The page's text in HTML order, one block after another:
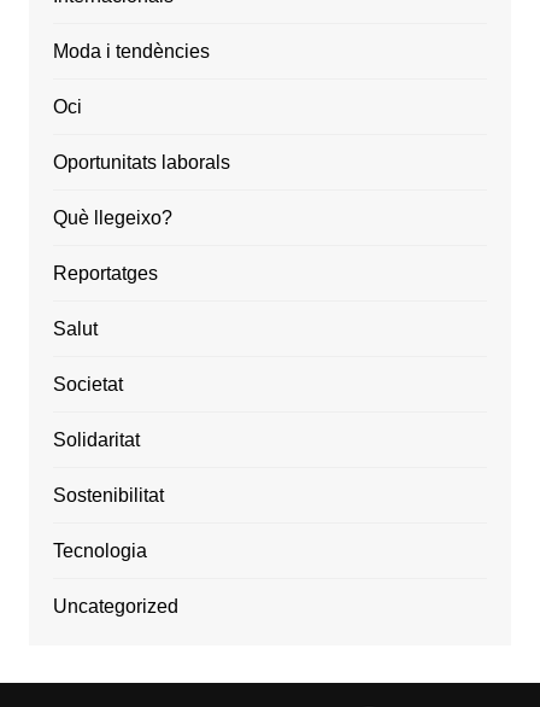
Moda i tendències
Oci
Oportunitats laborals
Què llegeixo?
Reportatges
Salut
Societat
Solidaritat
Sostenibilitat
Tecnologia
Uncategorized